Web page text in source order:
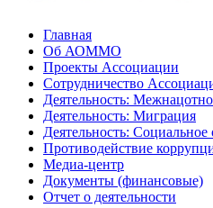
Главная
Об АОММО
Проекты Ассоциации
Сотрудничество
Деятельность:
Деятельность: Миграция
Деятельность:
Противодействие
Медиа-центр
Документы (финансовые)
Отчет о деятельности